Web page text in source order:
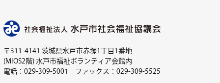
〒311-4141 茨城県水戸市赤塚1丁目1番地
(MIOS2階) 水戸市福祉ボランティア会館内
電話：029-309-5001 ファックス：029-309-5525